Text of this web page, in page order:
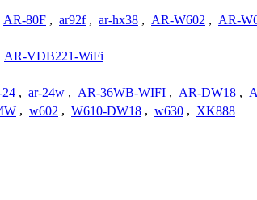
AR-80F , ar92f , ar-hx38 , AR-W602 , AR-
AR-VDB221-WiFi
, ar-24w , AR-36WB-WIFI , AR-DW18 ,
, w602 , W610-DW18 , w630 , XK888